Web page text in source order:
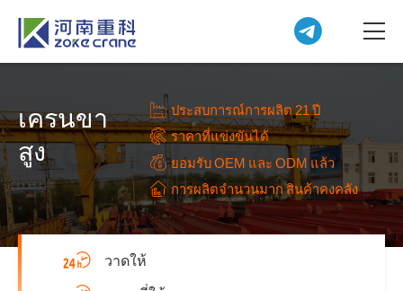
เครนขา
สูง
ประสบการณ์การผลิต 21 ปี
ราคาที่แข่งขันได้
ยอมรับ OEM และ ODM แล้ว
การผลิตจำนวนมาก สินค้าคงคลัง
วาดให้